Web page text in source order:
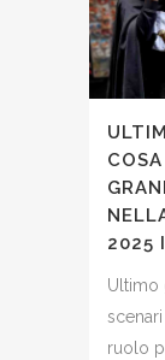
2025
Ultimo
ruolo